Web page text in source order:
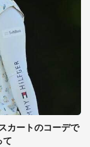
カートのコーデで
て